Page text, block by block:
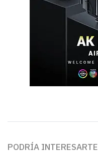
PODRÍA INTERESARTE